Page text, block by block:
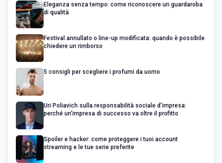
Eleganza senza tempo: come riconoscere un guardaroba
di qualità
Festival annullato o line-up modificata: quando è possibile
chiedere un rimborso
5 consigli per scegliere i profumi da uomo
Uri Poliavich sulla responsabilità sociale d’impresa:
perché un’impresa di successo va oltre il profitto
Spoiler e hacker: come proteggere i tuoi account
streaming e le tue serie preferite